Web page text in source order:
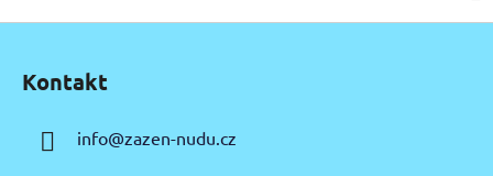
Kontakt
info@zazen-nudu.cz